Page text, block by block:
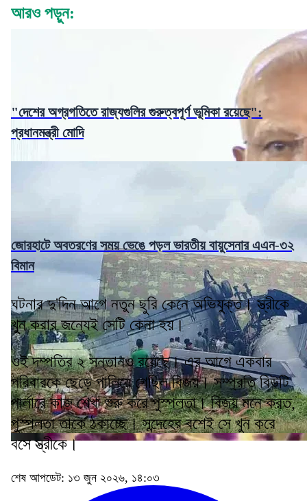
আরও পড়ুন:
"দেশের অগ্রগতিতে রাজ্যগুলির গুরুত্বপূর্ণ ভূমিকা রয়েছে":
প্রধানমন্ত্রী মোদি
জোরহাটে অবতরণের সময় ভেঙে পড়ল ভারতীয় বায়ুসেনার এএন-৩২
বিমান
ঘটনার দু'দিন আগে নতুন ছুরি কেনে অভিযুক্ত। স্ত্রীকে
খুন করার জন্যেই সেটি কেনা হয়।
ওই দম্পতির ২ সন্তানও রয়েছে। এর আগে একবার
পরিবারকে ছেড়ে পালিয়ে গেছিল বিজয়। সম্প্রতি বিউটি
পার্লারে কাজ শেখা শুরু করে পুস্পলতা। বিজয় মনে করত,
পুস্পলতা তাকে ঠকাচ্ছে। সন্দেহের বশেই সে খুন করে
বসে স্ত্রীকে।
শেষ আপডেট: ১৩ জুন ২০২৬, ১৪:০৩